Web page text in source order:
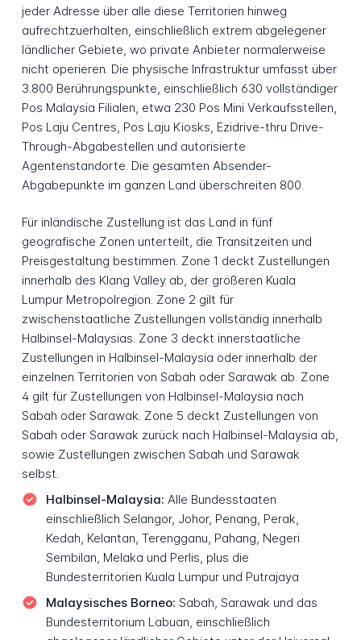
jeder Adresse über alle diese Territorien hinweg
aufrechtzuerhalten, einschließlich extrem abgelegener
ländlicher Gebiete, wo private Anbieter normalerweise
nicht operieren. Die physische Infrastruktur umfasst über
3.800 Berührungspunkte, einschließlich 630 vollständiger
Pos Malaysia Filialen, etwa 230 Pos Mini Verkaufsstellen,
Pos Laju Centres, Pos Laju Kiosks, Ezidrive-thru Drive-
Through-Abgabestellen und autorisierte
Agentenstandorte. Die gesamten Absender-
Abgabepunkte im ganzen Land überschreiten 800.
Für inländische Zustellung ist das Land in fünf
geografische Zonen unterteilt, die Transitzeiten und
Preisgestaltung bestimmen. Zone 1 deckt Zustellungen
innerhalb des Klang Valley ab, der größeren Kuala
Lumpur Metropolregion. Zone 2 gilt für
zwischenstaatliche Zustellungen vollständig innerhalb
Halbinsel-Malaysias. Zone 3 deckt innerstaatliche
Zustellungen in Halbinsel-Malaysia oder innerhalb der
einzelnen Territorien von Sabah oder Sarawak ab. Zone
4 gilt für Zustellungen von Halbinsel-Malaysia nach
Sabah oder Sarawak. Zone 5 deckt Zustellungen von
Sabah oder Sarawak zurück nach Halbinsel-Malaysia ab,
sowie Zustellungen zwischen Sabah und Sarawak
selbst.
Halbinsel-Malaysia: Alle Bundesstaaten
einschließlich Selangor, Johor, Penang, Perak,
Kedah, Kelantan, Terengganu, Pahang, Negeri
Sembilan, Melaka und Perlis, plus die
Bundesterritorien Kuala Lumpur und Putrajaya
Malaysisches Borneo: Sabah, Sarawak und das
Bundesterritorium Labuan, einschließlich